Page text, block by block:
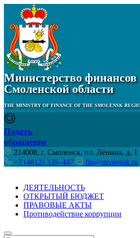
Министерство финансов
Смоленской области
THE MINISTRY OF FINANCE OF THE SMOLENSK
Подать
обращение
214008, г. Смоленск, пл. Ленина, д. 1
+7 (4812) 339–447
fin@smolensk.ru
ДЕЯТЕЛЬНОСТЬ
ОТКРЫТЫЙ БЮДЖЕТ
ПРАВОВЫЕ АКТЫ
Противодействие коррупции